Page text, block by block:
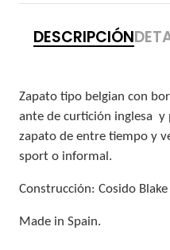
DESCRIPCIÓN
Zapato tipo belgian con
ante de curtición inglesa y
zapato de entre tiempo y
sport o informal.
Construcción: Cosido Blake
Made in Spain.